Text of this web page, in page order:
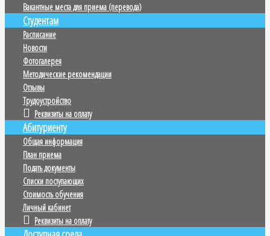
Вакантные места для приема (перевода)
Студентам
Расписание
Новости
Фотогалерея
Методические рекомендации
Отзывы
Трудоустройство
Реквизиты на оплату
Абитуриенту
Общая информация
План приема
Подать документы
Списки поступающих
Стоимость обучения
Личный кабинет
Реквизиты на оплату